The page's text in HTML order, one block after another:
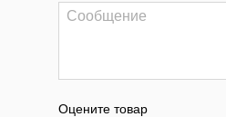
Оцените товар